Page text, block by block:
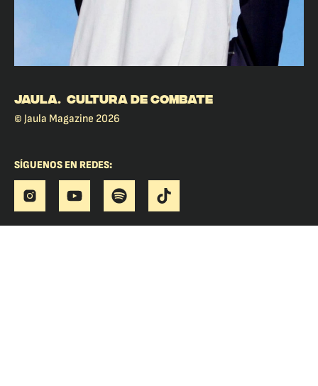
JAULA. CULTURA DE COMBATE
© Jaula Magazine 2026
SÍGUENOS EN REDES: